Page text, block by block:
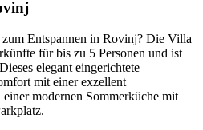
Entspannen in Rovinj? Die Villa
für bis zu 5 Personen und ist
elegant eingerichtete
mit einer exzellent
einer modernen Sommerküche mit